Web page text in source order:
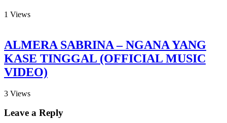
1 Views
ALMERA SABRINA – NGANA YANG
KASE TINGGAL (OFFICIAL MUSIC
VIDEO)
3 Views
Leave a Reply